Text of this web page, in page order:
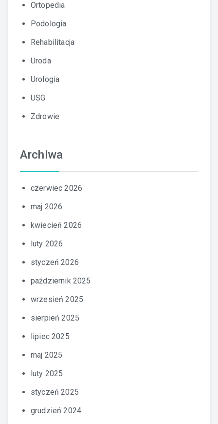
Ortopedia
Podologia
Rehabilitacja
Uroda
Urologia
USG
Zdrowie
Archiwa
czerwiec 2026
maj 2026
kwiecień 2026
luty 2026
styczeń 2026
październik 2025
wrzesień 2025
sierpień 2025
lipiec 2025
maj 2025
luty 2025
styczeń 2025
grudzień 2024